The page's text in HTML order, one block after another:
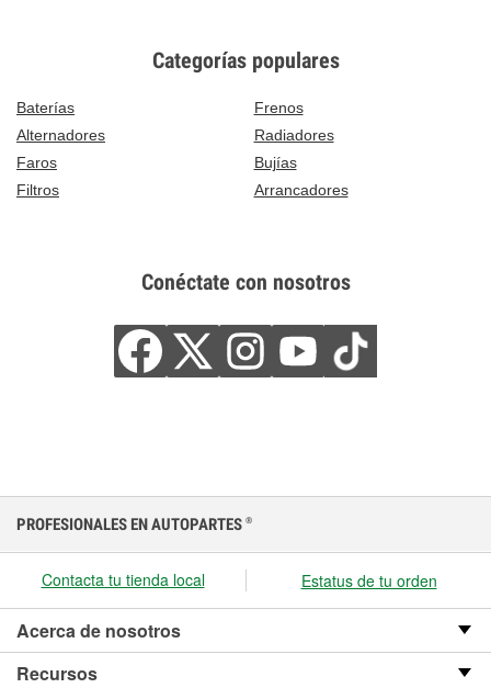
Categorías populares
Baterías
Frenos
Alternadores
Radiadores
Faros
Bujías
Filtros
Arrancadores
Conéctate con nosotros
PROFESIONALES EN AUTOPARTES ®
Contacta tu tienda local Estatus de tu orden
Acerca de nosotros
Recursos